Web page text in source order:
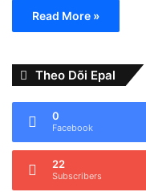
Read More »
Theo Dõi Epal
0
Facebook
22
Subscribers